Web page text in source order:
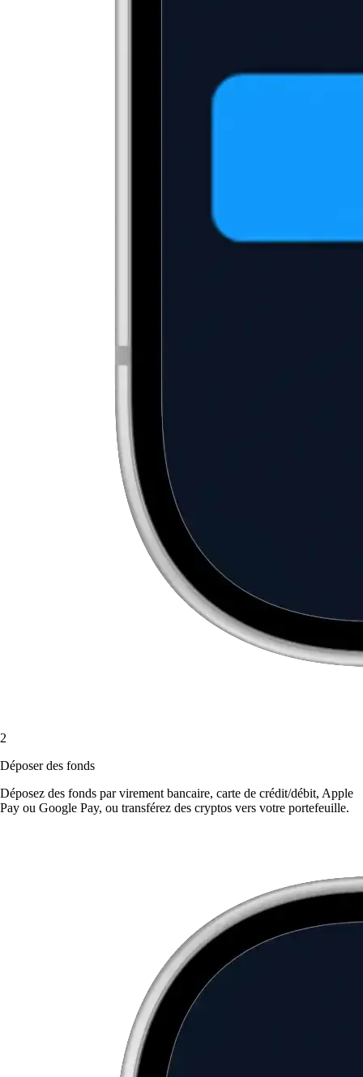
2
Déposer des fonds
Déposez des fonds par virement bancaire, carte de crédit/débit, Apple
Pay ou Google Pay, ou transférez des cryptos vers votre portefeuille.